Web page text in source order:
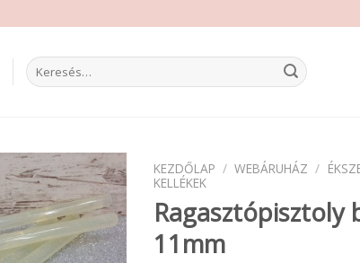
Keresés
a
KEZDŐLAP / WEBÁRUHÁZ /
KELLÉKEK
Ragasztópisztoly
11mm